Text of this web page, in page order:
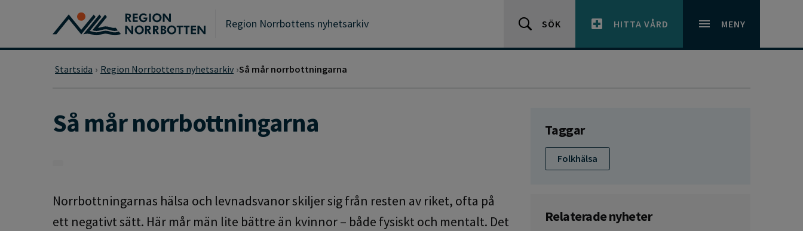
Gå till huvudmeny
Gå till övergripande innehåll
Region Norrbottens nyhetsarkiv SÖK HITTA VÅRD MENY
Startsida Region Norrbottens nyhetsarkiv Så mår norrbottningarna
Så mår norrbottningarna
Norrbottningarnas hälsa och levnadsvanor skiljer sig från resten av riket, ofta på
ett negativt sätt. Här mår män lite bättre än kvinnor – både fysiskt och mentalt. Det
Taggar
Folkhälsa
Relaterade nyheter